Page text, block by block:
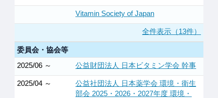
Vitamin Society of Japan
全件表示（13件）
委員会・協会等
2025/06 ～
公益財団法人 日本ビタミン学会 幹事
2025/04 ～
公益社団法人 日本薬学会 環境・衛生
部会 2025・2026・2027年度 環境・